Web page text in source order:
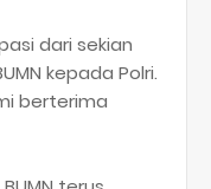
dari sekian
kepada Polri.
berterima